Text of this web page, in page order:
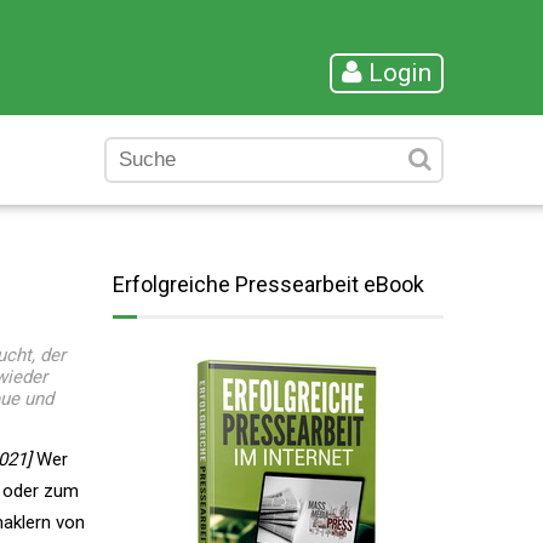
Login
der
und
Wer
zum
von
Erfolgreiche Pressearbeit eBook